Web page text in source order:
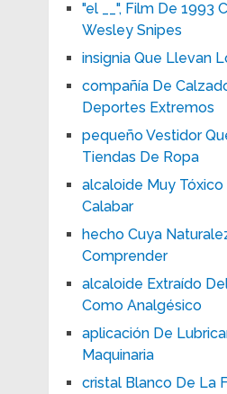
"el __", Film De 1993
Wesley Snipes
insignia Que Llevan
compañía De
Deportes Extremos
pequeño Vestidor
Tiendas De Ropa
alcaloide Muy
Calabar
hecho Cuya
Comprender
alcaloide Extraído
Como Analgésico
aplicación De
Maquinaria
cristal Blanco De La